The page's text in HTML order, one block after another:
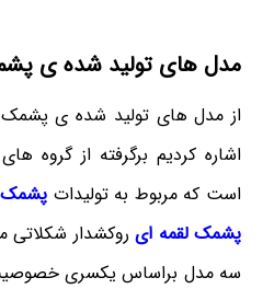
مدل های تولید شده ی
از مدل های تولید شده ی پشمک
اشاره کردیم برگرفته از گروه
است که مربوط به تولیدات پشمک
پشمک لقمه ایروکشدار شکلاتی
سه مدل براساس یکسری